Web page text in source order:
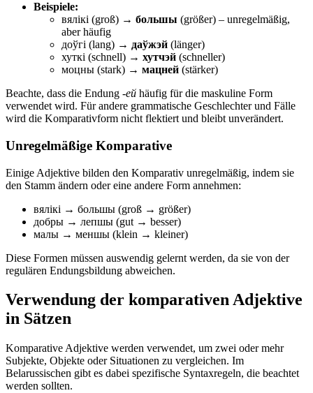
Beispiele:
вялікі (groß) → большы (größer) – unregelmäßig,
aber häufig
доўгі (lang) → даўжэй (länger)
хуткі (schnell) → хутчэй (schneller)
моцны (stark) → мацней (stärker)
Beachte, dass die Endung -ей häufig für die maskuline Form
verwendet wird. Für andere grammatische Geschlechter und Fälle
wird die Komparativform nicht flektiert und bleibt unverändert.
Unregelmäßige Komparative
Einige Adjektive bilden den Komparativ unregelmäßig, indem sie
den Stamm ändern oder eine andere Form annehmen:
вялікі → большы (groß → größer)
добры → лепшы (gut → besser)
малы → меншы (klein → kleiner)
Diese Formen müssen auswendig gelernt werden, da sie von der
regulären Endungsbildung abweichen.
Verwendung der komparativen Adjektive
in Sätzen
Komparative Adjektive werden verwendet, um zwei oder mehr
Subjekte, Objekte oder Situationen zu vergleichen. Im
Belarussischen gibt es dabei spezifische Syntaxregeln, die beachtet
werden sollten.